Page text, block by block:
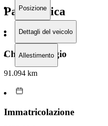
Posizione
Dettagli del veicolo
Allestimento
Panoramica
Chilometraggio
91.094 km
Immatricolazione